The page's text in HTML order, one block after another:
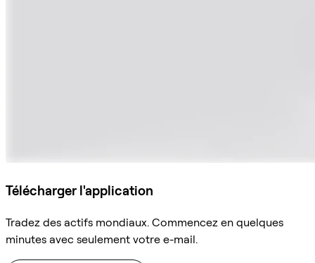
Télécharger l'application
Tradez des actifs mondiaux. Commencez en quelques
minutes avec seulement votre e-mail.